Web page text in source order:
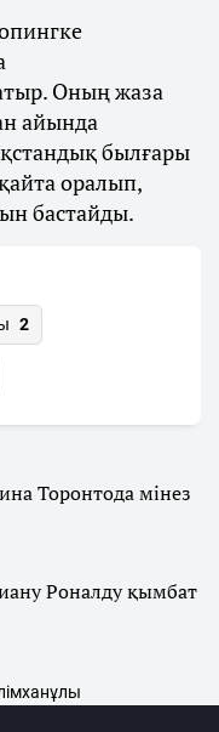
Оның жаза
айында
былғары
оралып,
бастайды.
2
Торонтода мінез
Роналду қымбат